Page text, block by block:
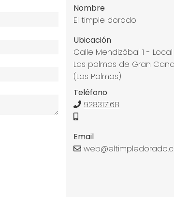
Nombre
El timple dorado
Ubicación
Calle Mendizábal 1 -
Las palmas de Gran
(Las Palmas)
Teléfono
928317168
Email